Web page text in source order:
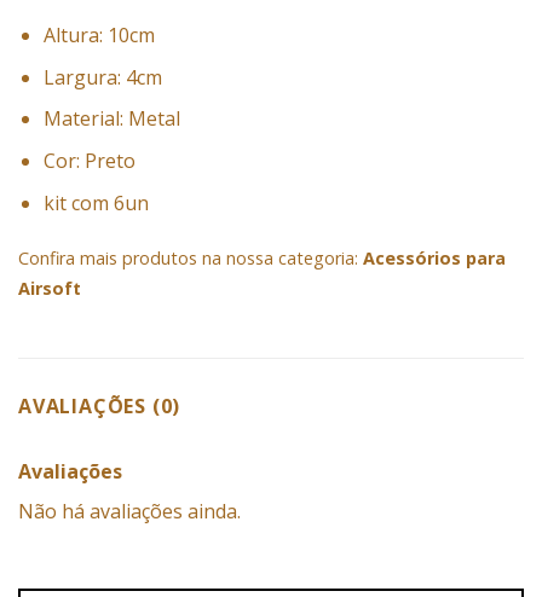
Altura: 10cm
Largura: 4cm
Material: Metal
Cor: Preto
kit com 6un
Confira mais produtos na nossa categoria: Acessórios para
Airsoft
AVALIAÇÕES (0)
Avaliações
Não há avaliações ainda.